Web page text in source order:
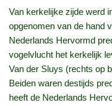
Van kerkelijke zijde werd
opgenomen van de hand
Nederlands Hervormd
vogelvlucht het kerkelijk
Van der Sluys (rechts op
Beiden waren destijds
heeft de Nederlands